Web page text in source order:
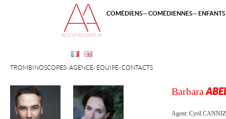
TROMBINOSCOPES AGENCE ÉQUIPE CONTACTS
COMÉDIENS COMÉDIENNES
Barbara
Agent: Cyril